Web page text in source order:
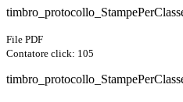
File PDF
Contatore click: 105